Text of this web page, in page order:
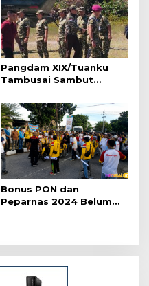
Pangdam XIX/Tuanku
Tambusai Sambut
Pekanbaru, Ada Agenda
Penting
Bonus PON dan
Peparnas 2024 Belum